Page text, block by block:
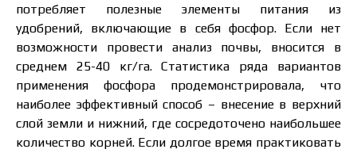
потребляет полезные элементы питания из
удобрений, включающие в себя фосфор. Если нет
возможности провести анализ почвы, вносится в
среднем 25-40 кг/га. Статистика ряда вариантов
применения фосфора продемонстрировала, что
наиболее эффективный способ – внесение в верхний
слой земли и нижний, где сосредоточено наибольшее
количество корней. Если долгое время практиковать